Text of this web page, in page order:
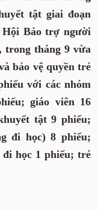
tật giai đoạn
Hội Bảo trợ người
trong tháng 9 vừa
bảo vệ quyền trẻ
với các nhóm
giáo viên 16
tật 9 phiếu;
đi học) 8 phiếu;
đi học 1 phiếu; trẻ